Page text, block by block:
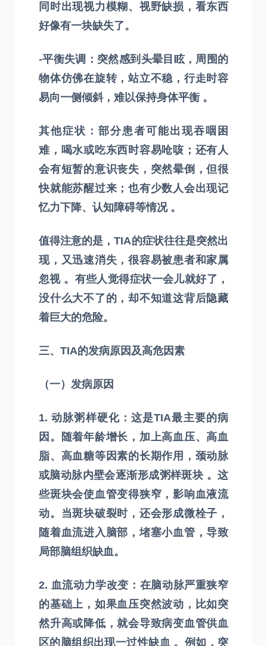
同时出现视力模糊、视野缺损，看东西
好像有一块缺失了。
-平衡失调：突然感到头晕目眩，周围的
物体仿佛在旋转，站立不稳，行走时容
易向一侧倾斜，难以保持身体平衡 。
其他症状：部分患者可能出现吞咽困
难，喝水或吃东西时容易呛咳；还有人
会有短暂的意识丧失，突然晕倒，但很
快就能苏醒过来；也有少数人会出现记
忆力下降、认知障碍等情况 。
值得注意的是，TIA的症状往往是突然出
现，又迅速消失，很容易被患者和家属
忽视 。有些人觉得症状一会儿就好了，
没什么大不了的，却不知道这背后隐藏
着巨大的危险。
三、TIA的发病原因及高危因素
（一）发病原因
1. 动脉粥样硬化：这是TIA最主要的病
因。随着年龄增长，加上高血压、高血
脂、高血糖等因素的长期作用，颈动脉
或脑动脉内壁会逐渐形成粥样斑块 。这
些斑块会使血管变得狭窄，影响血液流
动。当斑块破裂时，还会形成微栓子，
随着血流进入脑部，堵塞小血管，导致
局部脑组织缺血。
2. 血流动力学改变：在脑动脉严重狭窄
的基础上，如果血压突然波动，比如突
然升高或降低，就会导致病变血管供血
区的脑组织出现一过性缺血 。例如，突